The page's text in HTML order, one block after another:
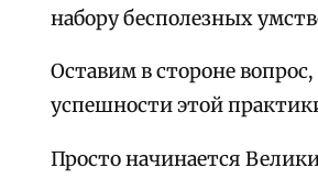
набору бесполезных
Оставим в стороне
успешности этой
Просто начинается